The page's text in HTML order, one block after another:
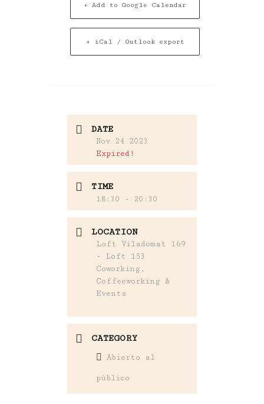
+ Add to Google Calendar
+ iCal / Outlook export
DATE
Nov 24 2023
Expired!
TIME
18:30 - 20:30
LOCATION
Loft Viladomat 169
- Loft 153
Coworking,
Coffeeworking &
Events
CATEGORY
Abierto al
público